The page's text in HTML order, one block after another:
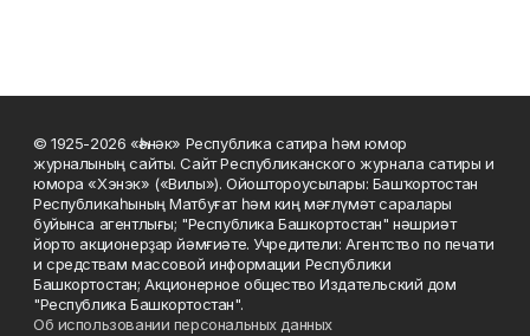
© 1925-2026 «Һәнәк» Республика сатира һәм юмор
журналының сайты. Сайт Республиканского журнала сатиры и
юмора «Хэнэк» («Вилы»). Ойоштороусылары: Башҡортостан
Республикаһының Матбуғат һәм киң мәғлүмәт саралары
буйынса агентлығы; "Республика Башкортостан" нәшриәт
йорто акционерҙар йәмғиәте. Учредители: Агентство по печати
и средствам массовой информации Республики
Башкортостан; Акционерное общество Издательский дом
"Республика Башкортостан".
Об использовании персональных данных